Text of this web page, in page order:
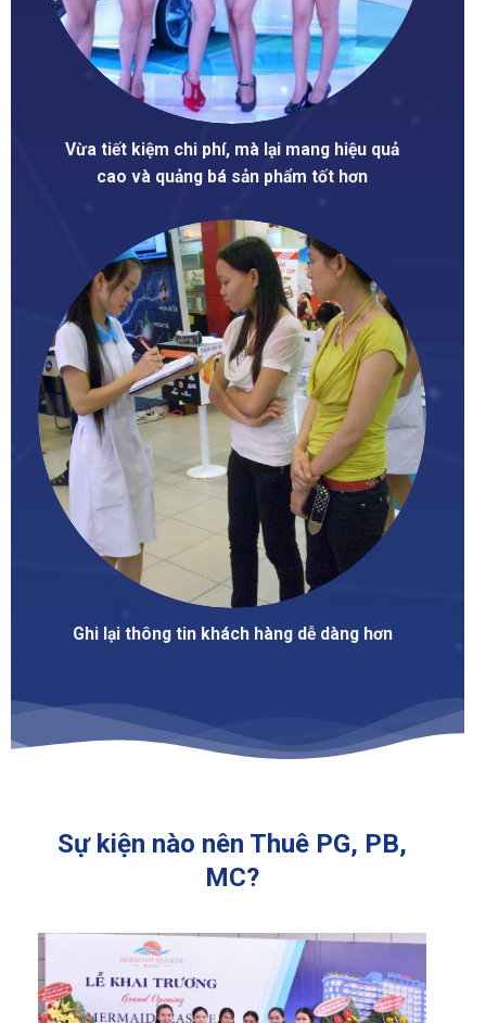
Vừa tiết kiệm chi phí, mà lại mang hiệu quả
cao và quảng bá sản phẩm tốt hơn
Ghi lại thông tin khách hàng dễ dàng hơn
Sự kiện nào nên Thuê PG, PB,
MC?